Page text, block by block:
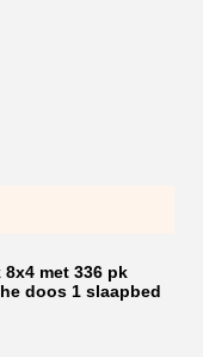
8x4 met 336 pk
doos 1 slaapbed